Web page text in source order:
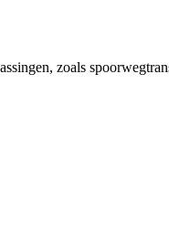
zoals